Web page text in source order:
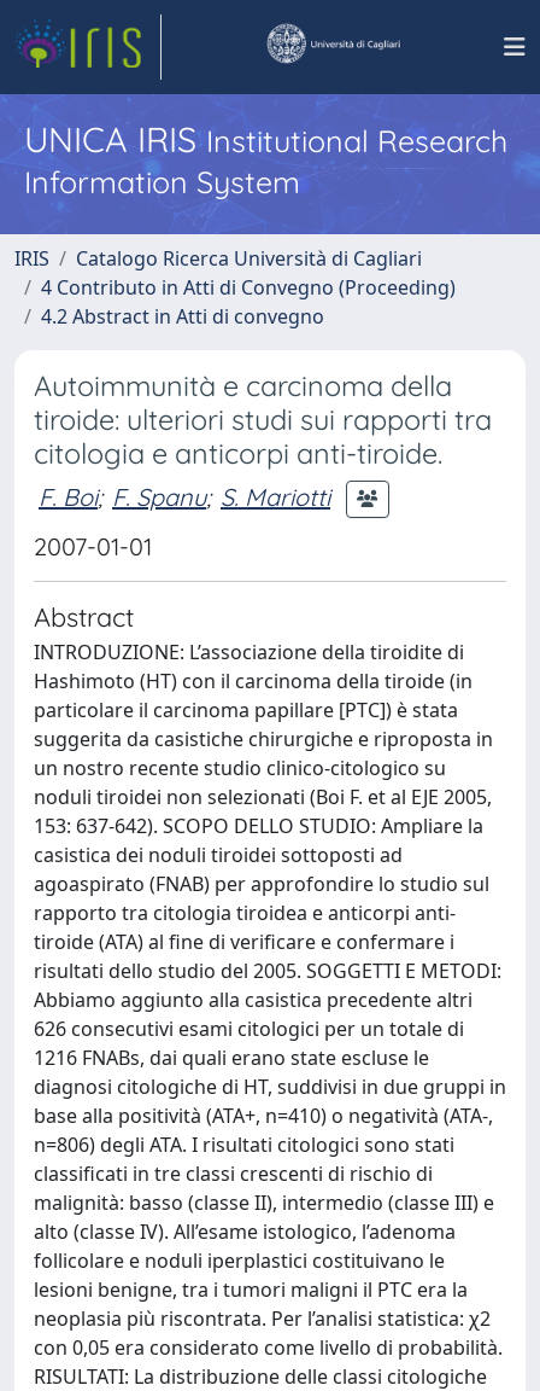
UNICA IRISInstitutional Research
Information System
IRIS
Catalogo Ricerca Università di Cagliari
4 Contributo in Atti di Convegno (Proceeding)
4.2 Abstract in Atti di convegno
Autoimmunità e carcinoma della
tiroide: ulteriori studi sui rapporti tra
citologia e anticorpi anti-tiroide.
F. Boi; F. Spanu; S. Mariotti
2007-01-01
Abstract
INTRODUZIONE: L’associazione della tiroidite di
Hashimoto (HT) con il carcinoma della tiroide (in
particolare il carcinoma papillare [PTC]) è stata
suggerita da casistiche chirurgiche e riproposta in
un nostro recente studio clinico-citologico su
noduli tiroidei non selezionati (Boi F. et al EJE 2005,
153: 637-642). SCOPO DELLO STUDIO: Ampliare la
casistica dei noduli tiroidei sottoposti ad
agoaspirato (FNAB) per approfondire lo studio sul
rapporto tra citologia tiroidea e anticorpi anti-
tiroide (ATA) al fine di verificare e confermare i
risultati dello studio del 2005. SOGGETTI E METODI:
Abbiamo aggiunto alla casistica precedente altri
626 consecutivi esami citologici per un totale di
1216 FNABs, dai quali erano state escluse le
diagnosi citologiche di HT, suddivisi in due gruppi in
base alla positività (ATA+, n=410) o negatività (ATA-,
n=806) degli ATA. I risultati citologici sono stati
classificati in tre classi crescenti di rischio di
malignità: basso (classe II), intermedio (classe III) e
alto (classe IV). All’esame istologico, l’adenoma
follicolare e noduli iperplastici costituivano le
lesioni benigne, tra i tumori maligni il PTC era la
neoplasia più riscontrata. Per l’analisi statistica: χ2
con 0,05 era considerato come livello di probabilità.
RISULTATI: La distribuzione delle classi citologiche